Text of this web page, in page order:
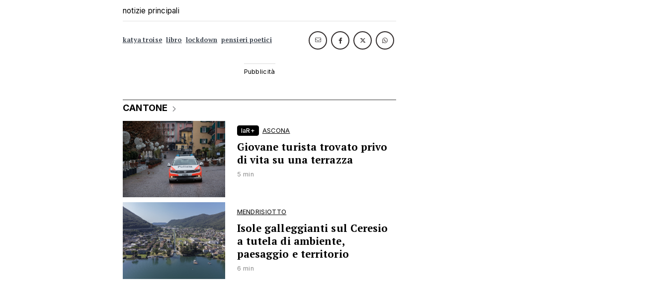
notizie principali
katya troise libro lockdown pensieri poetici
CANTONE
laR+ ASCONA
Giovane turista trovato privo
di vita su una terrazza
5 min
MENDRISIOTTO
Isole galleggianti sul Ceresio
a tutela di ambiente,
paesaggio e territorio
6 min